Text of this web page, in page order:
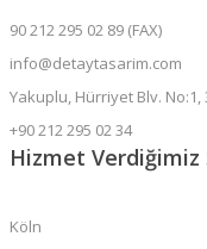
90 212 295 02 89 (FAX)
info@detaytasarim.com
Yakuplu, Hürriyet Blv.
+90 212 295 02 34
Hizmet Verdiğimiz
Köln